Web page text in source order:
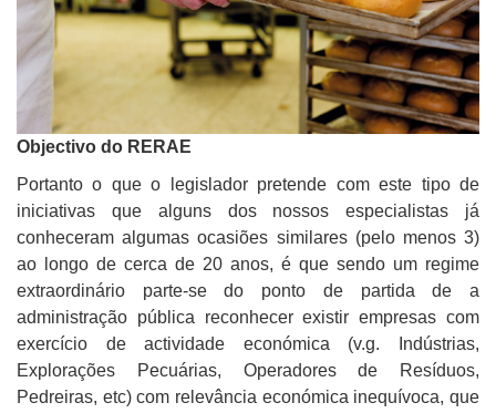
Objectivo do RERAE
Portanto o que o legislador pretende com este tipo de
iniciativas que alguns dos nossos especialistas já
conheceram algumas ocasiões similares (pelo menos 3)
ao longo de cerca de 20 anos, é que sendo um regime
extraordinário parte-se do ponto de partida de a
administração pública reconhecer existir empresas com
exercício de actividade económica (v.g. Indústrias,
Explorações Pecuárias, Operadores de Resíduos,
Pedreiras, etc) com relevância económica inequívoca, que